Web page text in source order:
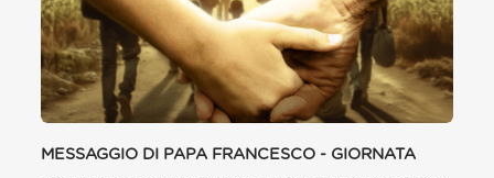
MESSAGGIO DI PAPA FRANCESCO - GIORNATA